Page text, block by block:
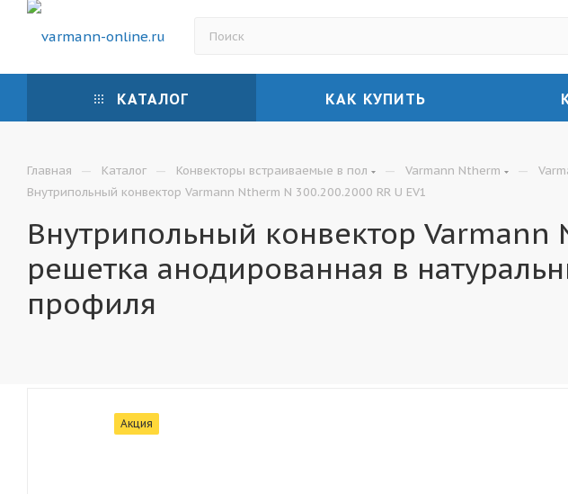
КАТАЛОГ КАК КУПИТЬ
Главная — Каталог — Конвекторы встраиваемые в пол — Varmann Ntherm —
Внутрипольный конвектор Varmann Ntherm N 300.200.2000 RR U EV1
Внутрипольный конвектор Varmann
решетка анодированная в
профиля
Акция